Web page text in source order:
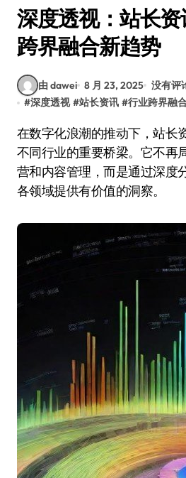
深度透视：站长
跨界融合新趋势
由 dawei 8 月 23, 2025 没有评
#深度透视 #站长资讯 #行业跨界融
在数字化浪潮的推动下，站长资讯正逐步成为连接
不同行业的重要桥梁。它不再
营和内容管理，而是通过深度
各领域提供有价值的洞察。